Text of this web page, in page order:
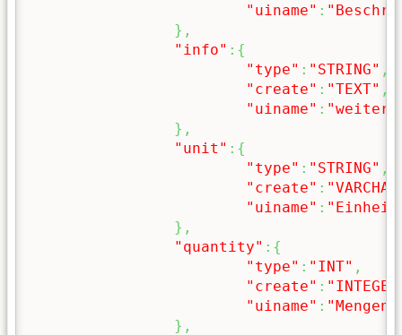
"uiname" :
} ,
"info" : {
"type" : "STRING" ,
"create" : "TEXT" ,
"uiname" :
} ,
"unit" : {
"type" : "STRING" ,
"create" :
"uiname" :
} ,
"quantity" : {
"type" : "INT" ,
"create" :
"uiname" :
} ,